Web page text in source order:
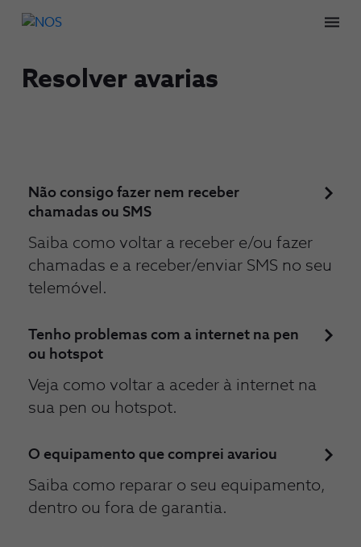
Resolver avarias
Não consigo fazer nem receber
chamadas ou SMS
Saiba como voltar a receber e/ou fazer
chamadas e a receber/enviar SMS no seu
telemóvel.
Tenho problemas com a internet na pen
ou hotspot
Veja como voltar a aceder à internet na
sua pen ou hotspot.
O equipamento que comprei avariou
Saiba como reparar o seu equipamento,
dentro ou fora de garantia.